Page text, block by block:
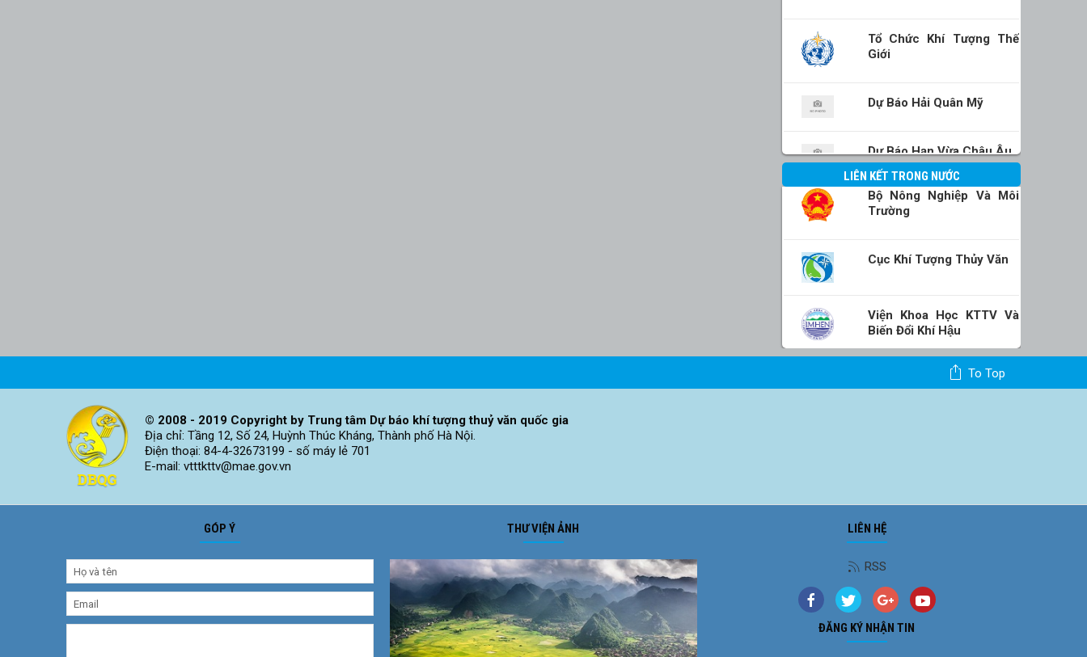
Tổ Chức Khí Tượng Thế
Giới
Dự Báo Hải Quân Mỹ
Dự Báo Hạn Vừa Châu Âu
LIÊN KẾT TRONG NƯỚC
Bộ Nông Nghiệp Và Môi
Trường
Cục Khí Tượng Thủy Văn
Viện Khoa Học KTTV Và
Biến Đổi Khí Hậu
To Top
© 2008 - 2019 Copyright by Trung tâm Dự báo khí tượng thuỷ văn quốc gia
Địa chỉ: Tầng 12, Số 24, Huỳnh Thúc Kháng, Thành phố Hà Nội.
Điện thoại: 84-4-32673199 - số máy lẻ 701
E-mail: vtttkttv@mae.gov.vn
GÓP Ý THƯ VIỆN ẢNH LIÊN HỆ
RSS
ĐĂNG KÝ NHẬN TIN